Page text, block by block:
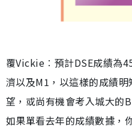
覆Vickie︰預計DSE成績為
濟以及M1，以這樣的成績
望，或尚有機會考入城大的
如果單看去年的成績數據，